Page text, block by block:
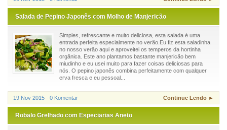
Salada de Pepino Japonês com Molho de Manjericão
Simples, refrescante e muito deliciosa, esta salada é uma
entrada perfeita especialmente no verão.Eu fiz esta saladinha
no nosso verão aqui e aproveitei os temperos da hortinha
orgânica. Este ano plantamos bastante manjericão bem
miudinho e eu usei muito para fazer coisas deliciosas para
nós. O pepino japonês combina perfeitamente com qualquer
erva fresca e eu pessoal...
19 Nov 2015 - 0 Komentar Continue Lendo ►
Robalo Grelhado com Especiarias Aneto